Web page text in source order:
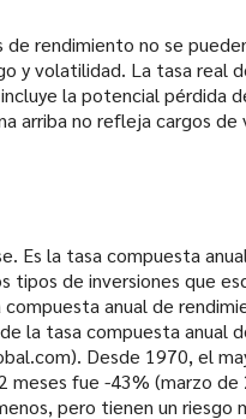
rendimiento no se
y volatilidad. La tasa real
la potencial pérdida
arriba no refleja cargos
Es la tasa compuesta
de inversiones que
anual de
la tasa compuesta anual
Desde 1970, el
fue -43% (marzo
pero tienen un